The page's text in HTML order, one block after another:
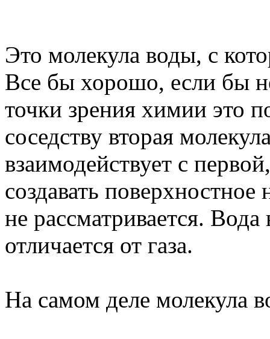
Это молекула воды, с
Все бы хорошо, если бы
точки зрения химии это
соседству вторая
взаимодействует с
создавать поверхностное
не рассматривается.
отличается от газа.
На самом деле молекула